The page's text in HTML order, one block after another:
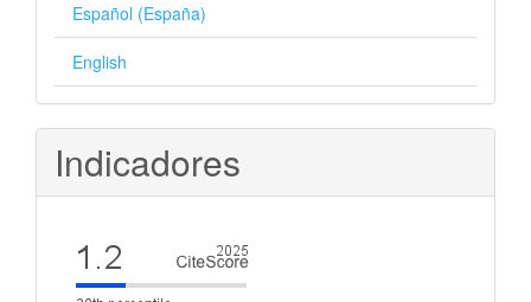
Español (España)
English
Indicadores